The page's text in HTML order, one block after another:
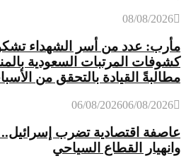
08/08/2026
مأرب: عدد من أسر الشهداء
كشوفات المرتبات السعودية
مطالبةً القيادة بالتحقق من
06/08/202606/08/2026
عاصفة اقتصادية تضرب
وانهيار القطاع السياحي